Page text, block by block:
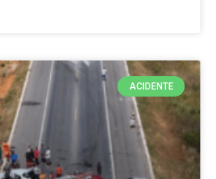
ACIDENTE